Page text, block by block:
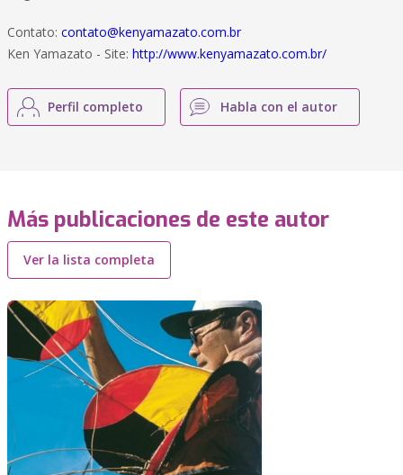
Contato: contato@kenyamazato.com.br
Ken Yamazato - Site: http://www.kenyamazato.com.br/
Perfil completo Habla con el autor
Más publicaciones de este autor
Ver la lista completa